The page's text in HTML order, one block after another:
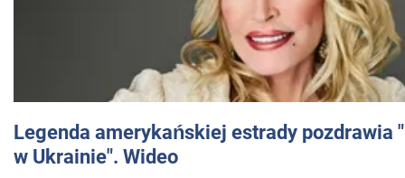
Legenda amerykańskiej estrady pozdrawia
w Ukrainie". Wideo